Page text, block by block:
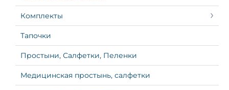
Комплекты
Тапочки
Простыни, Салфетки, Пеленки
Медицинская простынь, салфетки